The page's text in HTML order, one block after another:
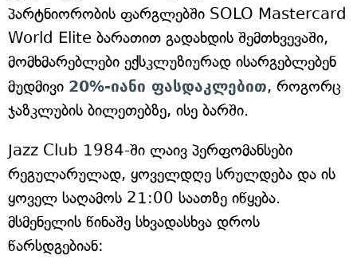
პარტნიორობის ფარგლებში SOLO Mastercard
World Elite ბარათით გადახდის შემთხვევაში,
მომხმარებლები ექსკლუზიურად ისარგებლებენ
მუდმივი 20%-იანი ფასდაკლებით, როგორც
ჯაზკლუბის ბილეთებზე, ისე ბარში.
Jazz Club 1984-ში ლაივ პერფომანსები
რეგულარულად, ყოველდღე სრულდება და ის
ყოველ საღამოს 21:00 საათზე იწყება.
მსმენელის წინაშე სხვადასხვა დროს
წარსდგებიან: